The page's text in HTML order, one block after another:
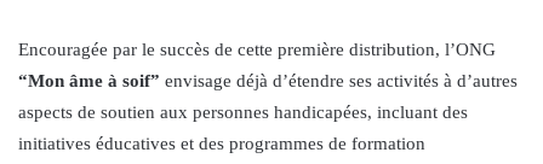
Encouragée par le succès de cette première distribution, l’ONG
“Mon âme à soif” envisage déjà d’étendre ses activités à d’autres
aspects de soutien aux personnes handicapées, incluant des
initiatives éducatives et des programmes de formation